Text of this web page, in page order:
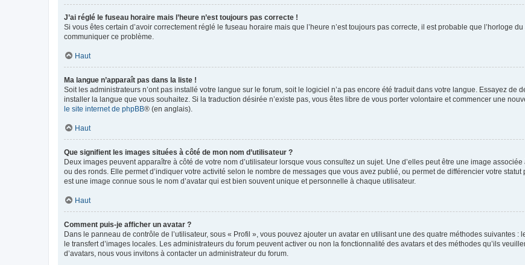
J’ai réglé le fuseau horaire mais l’heure n’est toujours pas correcte !
Si vous êtes certain d’avoir correctement réglé le fuseau horaire mais que l’heure n’est toujours pas correcte, il est probable que l’horloge
communiquer ce problème.
Haut
Ma langue n’apparaît pas dans la liste !
Soit les administrateurs n’ont pas installé votre langue sur le forum, soit le logiciel n’a pas encore été traduit dans votre langue. Essayez de
installer la langue que vous souhaitez. Si la traduction désirée n’existe pas, vous êtes libre de vous porter volontaire et commencer une
le site internet de phpBB® (en anglais).
Haut
Que signifient les images situées à côté de mon nom d’utilisateur ?
Deux images peuvent apparaître à côté de votre nom d’utilisateur lorsque vous consultez un sujet. Une d’elles peut être une image
ou des ronds. Elle permet d’indiquer votre activité selon le nombre de messages que vous avez publié, ou permet de différencier votre
est une image connue sous le nom d’avatar qui est bien souvent unique et personnelle à chaque utilisateur.
Haut
Comment puis-je afficher un avatar ?
Dans le panneau de contrôle de l’utilisateur, sous « Profil », vous pouvez ajouter un avatar en utilisant une des quatre méthodes suivantes :
le transfert d’images locales. Les administrateurs du forum peuvent activer ou non la fonctionnalité des avatars et des méthodes qu’ils
d’avatars, nous vous invitons à contacter un administrateur du forum.